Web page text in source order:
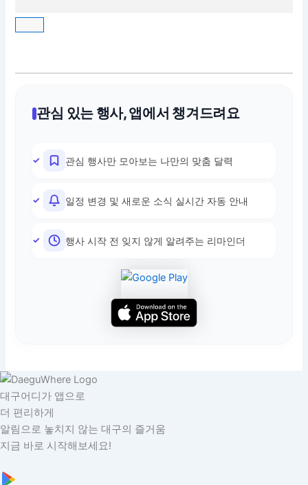
관심 있는 행사, 앱에서 챙겨드려요
관심 행사만 모아보는 나만의 맞춤 달력
일정 변경 및 새로운 소식 실시간 자동 안내
행사 시작 전 잊지 않게 알려주는 리마인더
대구어디가 앱으로
더 편리하게
알림으로 놓치지 않는 대구의 즐거움
지금 바로 시작해보세요!